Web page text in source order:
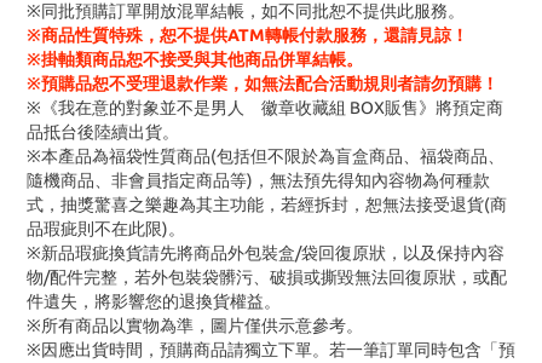
※同批預購訂單開放混單結帳，如不同批恕不提供此服務。
※商品性質特殊，恕不提供ATM轉帳付款服務，還請見諒！
※掛軸類商品恕不接受與其他商品併單結帳。
※預購品恕不受理退款作業，如無法配合活動規則者請勿預購！
※《我在意的對象並不是男人 徽章收藏組 BOX販售》將預定商
品抵台後陸續出貨。
※本產品為福袋性質商品(包括但不限於為盲盒商品、福袋商品、
隨機商品、非會員指定商品等)，無法預先得知內容物為何種款
式，抽獎驚喜之樂趣為其主功能，若經拆封，恕無法接受退貨(商
品瑕疵則不在此限)。
※新品瑕疵換貨請先將商品外包裝盒/袋回復原狀，以及保持內容
物/配件完整，若外包裝袋髒污、破損或撕毀無法回復原狀，或配
件遺失，將影響您的退換貨權益。
※所有商品以實物為準，圖片僅供示意參考。
※因應出貨時間，預購商品請獨立下單。若一筆訂單同時包含「預